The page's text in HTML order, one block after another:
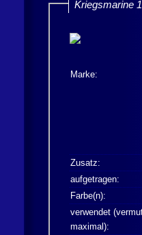
Kriegsmarine
Marke:
Zusatz:
aufgetragen:
Farbe(n):
verwendet
maximal):